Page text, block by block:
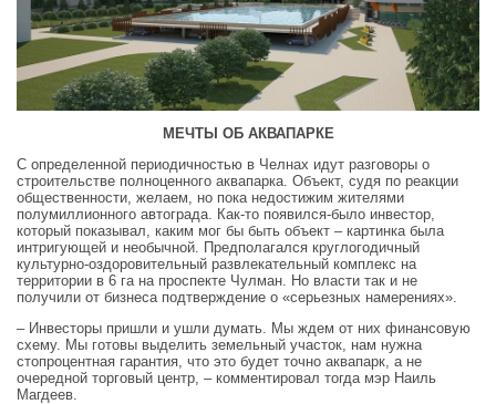
МЕЧТЫ ОБ АКВАПАРКЕ
С определенной периодичностью в Челнах идут разговоры о
строительстве полноценного аквапарка. Объект, судя по реакции
общественности, желаем, но пока недостижим жителями
полумиллионного автограда. Как-то появился-было инвестор,
который показывал, каким мог бы быть объект – картинка была
интригующей и необычной. Предполагался круглогодичный
культурно-оздоровительный развлекательный комплекс на
территории в 6 га на проспекте Чулман. Но власти так и не
получили от бизнеса подтверждение о «серьезных намерениях».
– Инвесторы пришли и ушли думать. Мы ждем от них финансовую
схему. Мы готовы выделить земельный участок, нам нужна
стопроцентная гарантия, что это будет точно аквапарк, а не
очередной торговый центр, – комментировал тогда мэр Наиль
Магдеев.